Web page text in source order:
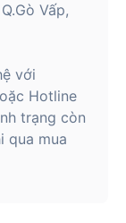
Vấp,
với
Hotline
trạng còn
qua mua